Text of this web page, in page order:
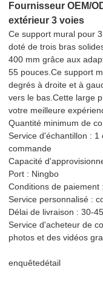
Fournisseur OEM/
extérieur 3 voies
Ce support mural pour
doté de trois bras
400 mm grâce aux
55 pouces.Ce support
degrés à droite et à
vers le bas.Cette large
votre meilleure
Quantité minimum de
Service d'échantillon :
commande
Capacité
Port : Ningbo
Conditions de paiement
Service personnalisé :
Délai de livraison : 30-
Service d'acheteur de
photos et des vidéos
enquêtedétail